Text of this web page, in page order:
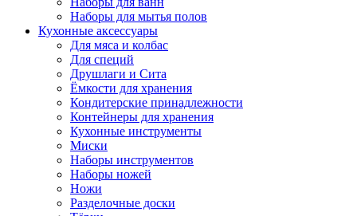
Наборы для мытья полов
Кухонные аксессуары
Для мяса и колбас
Для специй
Друшлаги и Сита
Ёмкости для хранения
Кондитерские принадлежности
Контейнеры для хранения
Кухонные инструменты
Миски
Наборы инструментов
Наборы ножей
Ножи
Разделочные доски